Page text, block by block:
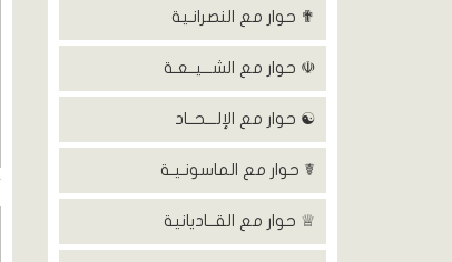
✟ حوار مع النصرانـية
☫ حوار مع الشـــيــعـة
☯ حوار مع الإلـــحــاد
☤ حوار مع الماسونـيـة
♕ حوار مع القــاديانية